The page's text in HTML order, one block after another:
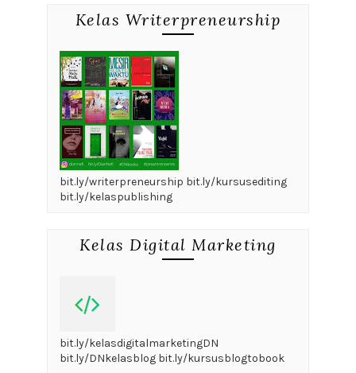
Kelas Writerpreneurship
bit.ly/writerpreneurship bit.ly/kursusediting
bit.ly/kelaspublishing
Kelas Digital Marketing
bit.ly/kelasdigitalmarketingDN
bit.ly/DNkelasblog bit.ly/kursusblogtobook